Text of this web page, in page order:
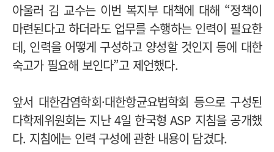
아울러 김 교수는 이번 복지부 대책에 대해 “정책이
마련된다고 하더라도 업무를 수행하는 인력이 필요한
데, 인력을 어떻게 구성하고 양성할 것인지 등에 대한
숙고가 필요해 보인다”고 제언했다.
앞서 대한감염학회·대한항균요법학회 등으로 구성된
다학제위원회는 지난 4일 한국형 ASP 지침을 공개했
다. 지침에는 인력 구성에 관한 내용이 담겼다.